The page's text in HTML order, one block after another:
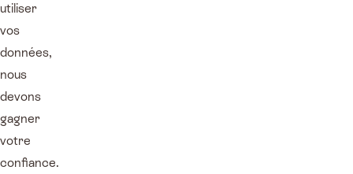
utiliser
vos
données,
nous
devons
gagner
votre
confiance.